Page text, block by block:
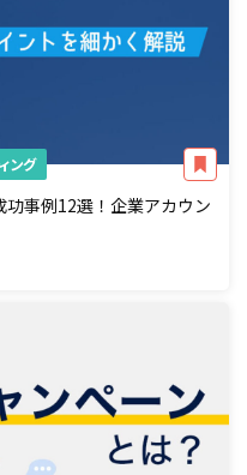
ング
事例12選！企業アカウン